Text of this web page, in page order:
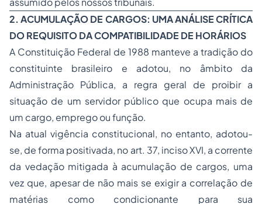
2. ACUMULAÇÃO DE CARGOS: UMA ANÁLISE CRÍTICA
DO REQUISITO DA COMPATIBILIDADE DE HORÁRIOS
A Constituição Federal de 1988 manteve a tradição do
constituinte brasileiro e adotou, no âmbito da
Administração Pública, a regra geral de proibir a
situação de um servidor público que ocupa mais de
um cargo, emprego ou função.
Na atual vigência constitucional, no entanto, adotou-
se, de forma positivada, no art. 37, inciso XVI, a corrente
da vedação mitigada à acumulação de cargos, uma
vez que, apesar de não mais se exigir a correlação de
matérias como condicionante para sua